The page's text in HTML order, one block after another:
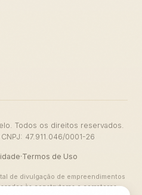
Todos os direitos reservados.
47.911.046/0001-26
·Termos de Uso
de divulgação de empreendimentos
às construtoras e corretores